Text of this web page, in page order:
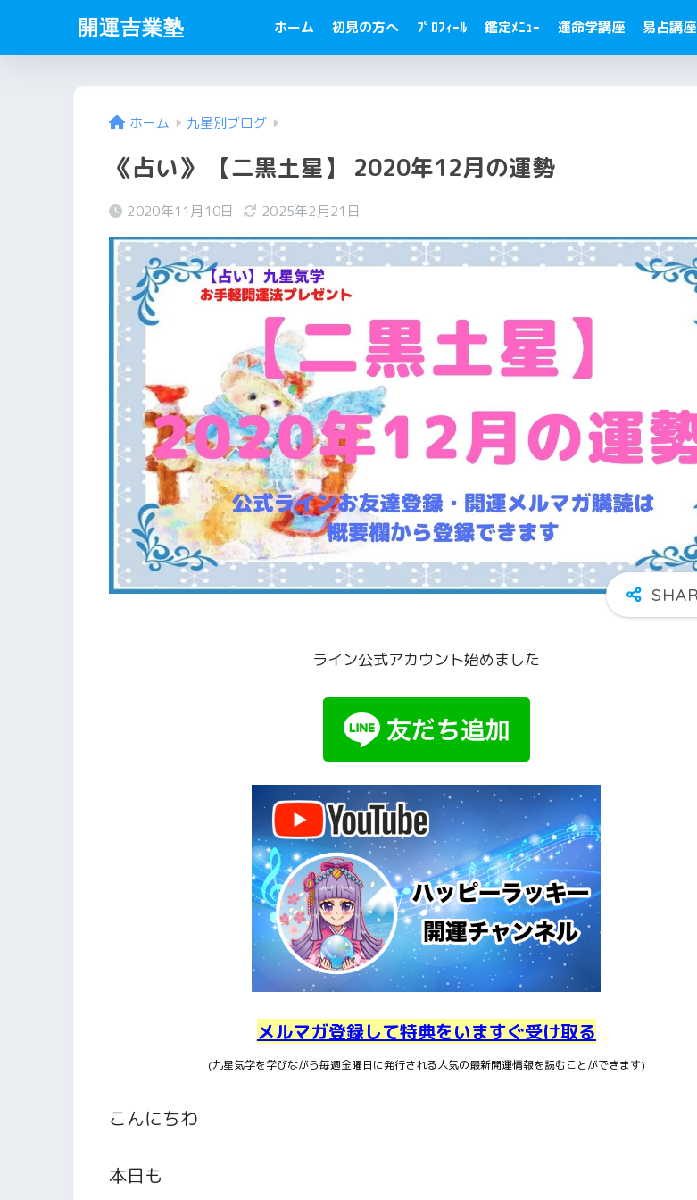
開運吉業塾 ホーム 初見の方へ ﾌﾟﾛﾌｨｰﾙ 鑑定ﾒﾆｭｰ 運命学講座 易占講座
ホーム 九星別ブログ
《占い》 【二黒土星】 2020年12月の運勢
2020年11月10日 2025年2月21日
ライン公式アカウント始めました
メルマガ登録して特典をいますぐ受け取る
(九星気学を学びながら毎週金曜日に発行される人気の最新開運情報を読むことができます)
こんにちわ
本日も